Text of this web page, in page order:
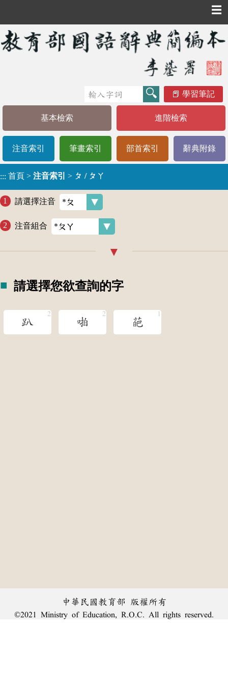
☰
學習筆記
基本檢索 進階檢索
注音索引 筆畫索引 部首索引 辭典附錄
::: 首頁 > 注音索引 > ㄆ / ㄆㄚ
請選擇注音
注音組合
請選擇您欲查詢的字
趴 啪 葩
中華民國教育部 版權所有
©2021 Ministry of Education, R.O.C. All rights reserved.